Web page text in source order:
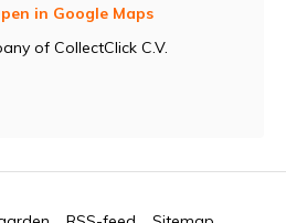
in Google Maps
of CollectClick C.V.